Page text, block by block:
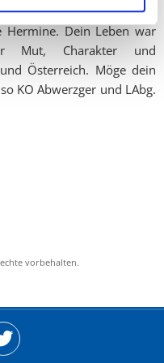
Andenken mit Würde zu
Hermine. Dein Leben war
Mut, Charakter und
Österreich. Möge dein
KO Abwerzger und LAbg.
vorbehalten.